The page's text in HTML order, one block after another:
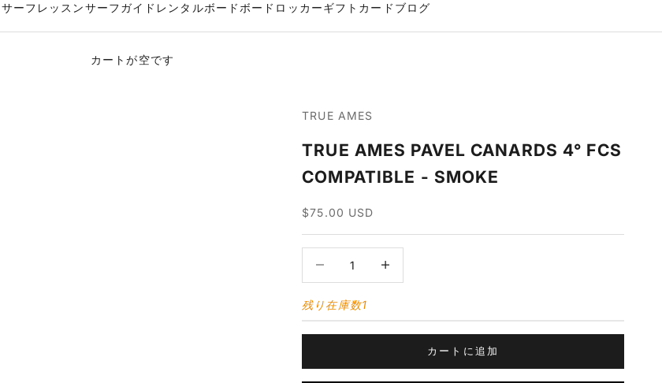
サーフレッスンサーフガイド レンタルボード ボードロッカーギフトカード ブログ
カートが空です
TRUE AMES
TRUE AMES PAVEL CANARDS 4° FCS
COMPATIBLE - SMOKE
セール価格
$75.00 USD
残り在庫数1
カートに追加